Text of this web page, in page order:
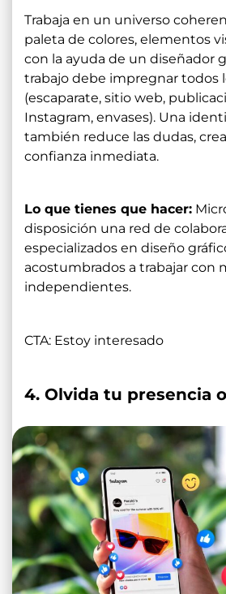
Trabaja en un universo
paleta de colores, elementos
con la ayuda de un diseñador
trabajo debe impregnar todos
(escaparate, sitio web,
Instagram, envases). Una
también reduce las dudas,
confianza inmediata.
Lo que tienes que hacer:
disposición una red de
especializados en diseño
acostumbrados a trabajar con
independientes.
CTA: Estoy interesado
4. Olvida tu presencia